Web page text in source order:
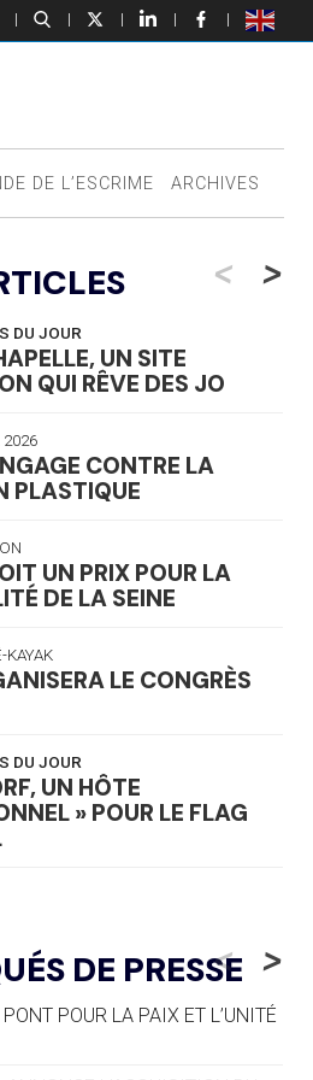
| | | | |
DE L’ESCRIME ARCHIVES
<
DU JOUR
UN SITE
QUI RÊVE DES JO
2026
CONTRE LA
PLASTIQUE
UN PRIX POUR LA
DE LA SEINE
KAYAK
LE CONGRÈS
DU JOUR
UN HÔTE
» POUR LE FLAG
VOIR LA LUGE ALPINE
PAS FINI »
À BRISBANE SUR LA
>
DE PRESSE
<
POUR LA PAIX ET L’UNITÉ
>